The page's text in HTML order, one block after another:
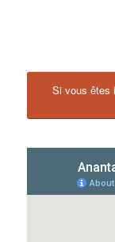
Si vous êtes